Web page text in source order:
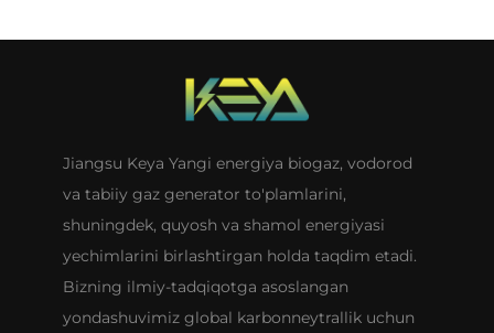
Jiangsu Keya Yangi energiya biogaz, vodorod
va tabiiy gaz generator to'plamlarini,
shuningdek, quyosh va shamol energiyasi
yechimlarini birlashtirgan holda taqdim etadi.
Bizning ilmiy-tadqiqotga asoslangan
yondashuvimiz global karbonneytrallik uchun